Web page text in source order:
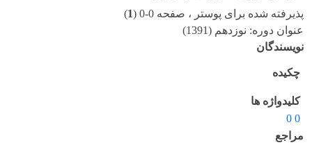
پذیرفته شده برای پوستر ، صفحه 0-0 ( 1
)
عنوان دوره: نوزدهم (1391)
نویسندگان
چکیده
کلیدواژه ها
0 0
مراجع